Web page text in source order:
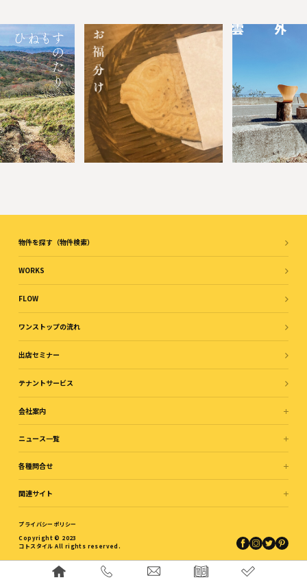
物件を探す（物件検索）
WORKS
FLOW
ワンストップの流れ
出店セミナー
テナントサービス
会社案内
ニュース一覧
各種問合せ
関連サイト
プライバシーポリシー
Copyright © 2023
コトスタイル All rights reserved.